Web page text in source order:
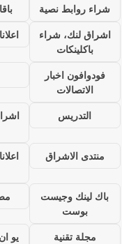
شراء روابط نصية
اشراق لنك، شراء
باكلينكات
فودوافون اخبار
الاتصالات
التدريس
منتدى الاشراق
باك لينك وجيست
بوست
مجلة تقنية
يو